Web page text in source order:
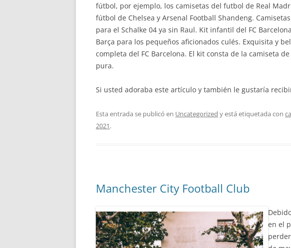
fútbol, por ejemplo, los camisetas del futbol de Real
fútbol de Chelsea y Arsenal Football Shandeng.
para el Schalke 04 ya sin Raul. Kit infantil del FC
Barça para los pequeños aficionados culés. Exquisita y
completa del FC Barcelona. El kit consta de la camiseta
pura.
Si usted adoraba este artículo y también le gustaría
Esta entrada se publicó en Uncategorized y está etiquetada con
2021.
Manchester City Football Club
en el